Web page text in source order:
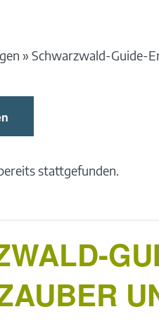
» Schwarzwald-Guide-
stattgefunden.